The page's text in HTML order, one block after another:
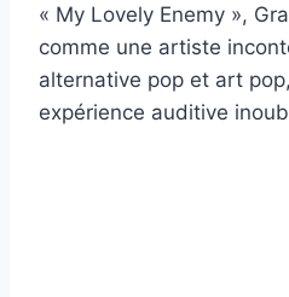
« My Lovely Enemy »,
comme une artiste
alternative pop et art
expérience auditive